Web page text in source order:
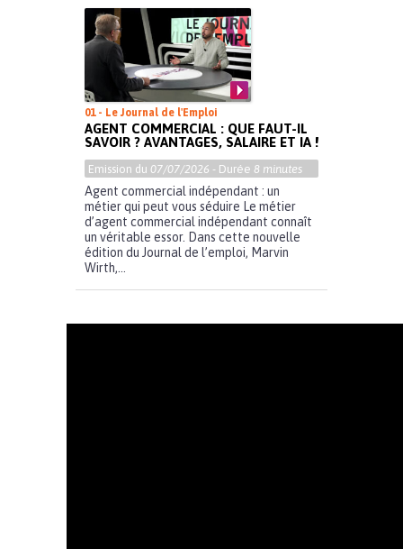
01 - Le Journal de l'Emploi
AGENT COMMERCIAL : QUE FAUT-IL
SAVOIR ? AVANTAGES, SALAIRE ET IA !
Emission du 07/07/2026 - Durée 8 minutes
Agent commercial indépendant : un
métier qui peut vous séduire Le métier
d’agent commercial indépendant connaît
un véritable essor. Dans cette nouvelle
édition du Journal de l’emploi, Marvin
Wirth,...